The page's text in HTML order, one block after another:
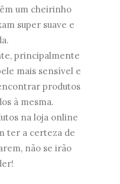
um cheirinho
super suave e
principalmente
mais sensível e
produtos
à mesma.
na loja online
ter a certeza de
não se irão